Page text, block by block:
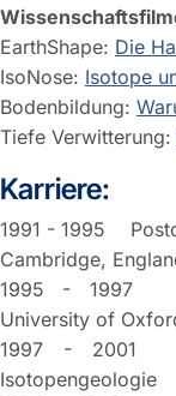
EarthShape: Die
IsoNose: Isotope
Bodenbildung:
Tiefe Verwitterung:
Karriere:
1991 - 1995
Cambridge,
1995 - 1997
University of
1997 - 2001
Isotopengeologie